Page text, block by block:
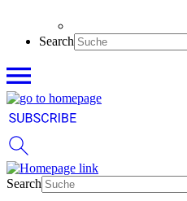
Search
Search